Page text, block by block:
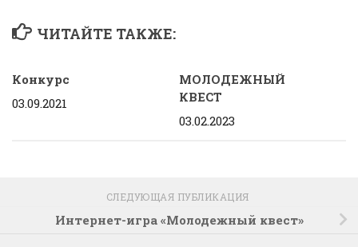
ЧИТАЙТЕ ТАКЖЕ:
Конкурс
03.09.2021
МОЛОДЕЖНЫЙ
КВЕСТ
03.02.2023
СЛЕДУЮЩАЯ ПУБЛИКАЦИЯ
Интернет-игра «Молодежный квест»